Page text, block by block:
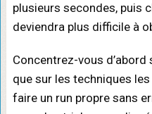
plusieurs secondes, puis
deviendra plus difficile à
Concentrez-vous d’abord
que sur les techniques
faire un run propre sans